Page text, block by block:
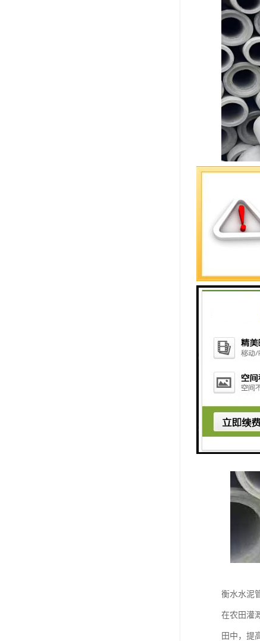
衡水水泥
衡水水
持，助力
衡水水泥
在农田灌
田中，提